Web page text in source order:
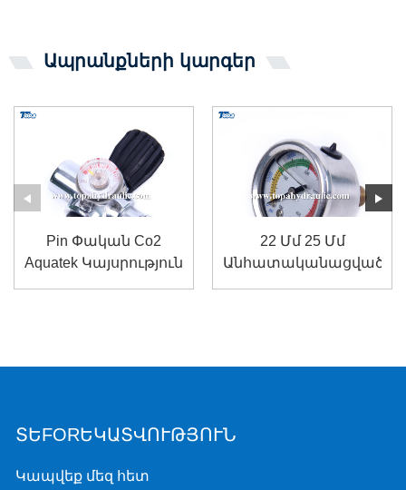
Ապրանքների կարգեր
Pin Փական Co2
Aquatek Կայսրություն
22 Մմ 25 Մմ
Անհատականացված
ՏԵFORԵԿԱՏՎՈՒԹՅՈՒՆ
Կապվեք մեզ հետ